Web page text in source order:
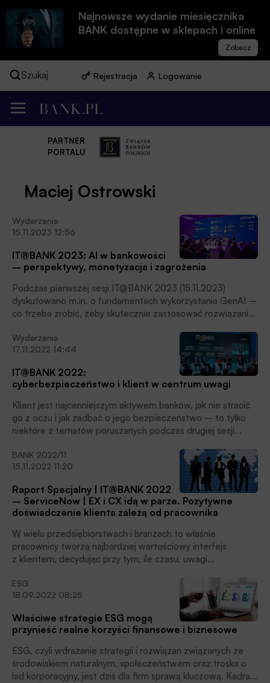
Najnowsze wydanie miesięcznika
BANK dostępne w sklepach i online
Szukaj Rejestracja Logowanie
PARTNER
PORTALU
Maciej Ostrowski
Wydarzenia
15.11.2023 12:56
IT@BANK 2023: AI w bankowości
– perspektywy, monetyzacja i zagrożenia
Podczas pierwszej sesji IT@BANK 2023 (15.11.2023)
dyskutowano m.in. o fundamentach wykorzystania GenAI –
co trzeba zrobić, żeby skutecznie zastosować rozwiązania
Wydarzenia
17.11.2022 14:44
IT@BANK 2022:
cyberbezpieczeństwo i klient w centrum uwagi
Klient jest najcenniejszym aktywem banków, jak nie stracić
go z oczu i jak zadbać o jego bezpieczeństwo – to tylko
niektóre z tematów poruszanych podczas drugiej sesji
BANK 2022/11
15.11.2022 11:20
Raport Specjalny | IT@BANK 2022
– ServiceNow | EX i CX idą w parze. Pozytywne
doświadczenie klienta zależą od pracownika
W wielu przedsiębiorstwach i branżach to właśnie
pracownicy tworzą najbardziej wartościowy interfejs
z klientem, decydując przy tym, ile czasu, uwagi
odbiorców marki. W ten sposób Employee Experience (EX)
powoli staje się elementem strategii i działań firm, który
ściśle musi współpracować z Customer Experience (CE).
Dla przedsiębiorstw oznacza to konieczność jednoczesnej
koncentracji na klientach i pracownikach – bo utrzymanie
jednych leży w rękach drugich.
ESG
18.09.2022 08:25
Właściwe strategie ESG mogą
przynieść realne korzyści finansowe i biznesowe
ESG, czyli wdrażanie strategii i rozwiązań związanych ze
środowiskiem naturalnym, społeczeństwem oraz troska o
ład korporacyjny, jest dziś dla firm sprawą kluczową. Kadra